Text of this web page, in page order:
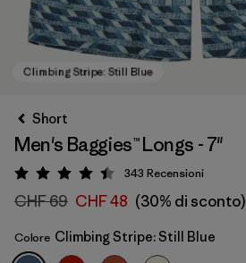
Short
Men's Baggies™ Longs - 7"
Valutazione: 4.5 / 5
343 Recensioni
CHF 69 CHF 48 (30% di sconto)
Colore Climbing Stripe: Still Blue